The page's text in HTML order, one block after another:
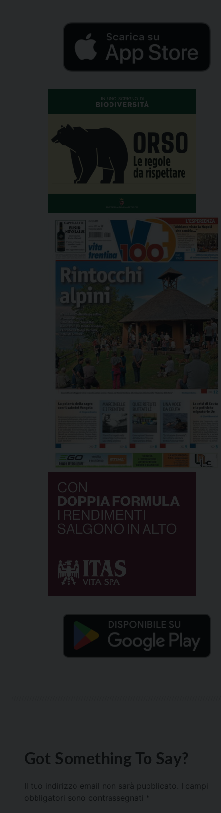
Got Something To Say?
Il tuo indirizzo email non sarà pubblicato.
I campi
obbligatori sono contrassegnati *